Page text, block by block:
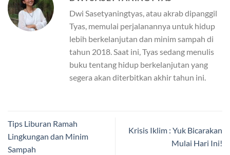
Dwi Sasetyaningtyas, atau akrab dipanggil
Tyas, memulai perjalanannya untuk hidup
lebih berkelanjutan dan minim sampah di
tahun 2018. Saat ini, Tyas sedang menulis
buku tentang hidup berkelanjutan yang
segera akan diterbitkan akhir tahun ini.
Tips Liburan Ramah
Lingkungan dan Minim
Sampah
Krisis Iklim : Yuk Bicarakan
Mulai Hari Ini!